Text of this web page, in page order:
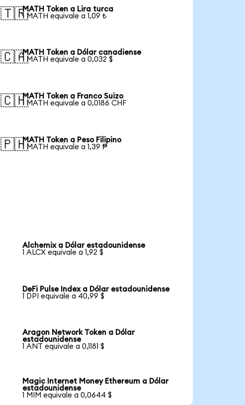
🇹🇷MATH Token a Lira turca
1 MATH equivale a 1,09 ₺
🇨🇦MATH Token a Dólar canadiense
1 MATH equivale a 0,032 $
🇨🇭MATH Token a Franco Suizo
1 MATH equivale a 0,0186 CHF
🇵🇭MATH Token a Peso Filipino
1 MATH equivale a 1,39 ₱
Alchemix a Dólar estadounidense
1 ALCX equivale a 1,92 $
DeFi Pulse Index a Dólar estadounidense
1 DPI equivale a 40,99 $
Aragon Network Token a Dólar
estadounidense
1 ANT equivale a 0,1181 $
Magic Internet Money Ethereum a Dólar
estadounidense
1 MIM equivale a 0,0644 $